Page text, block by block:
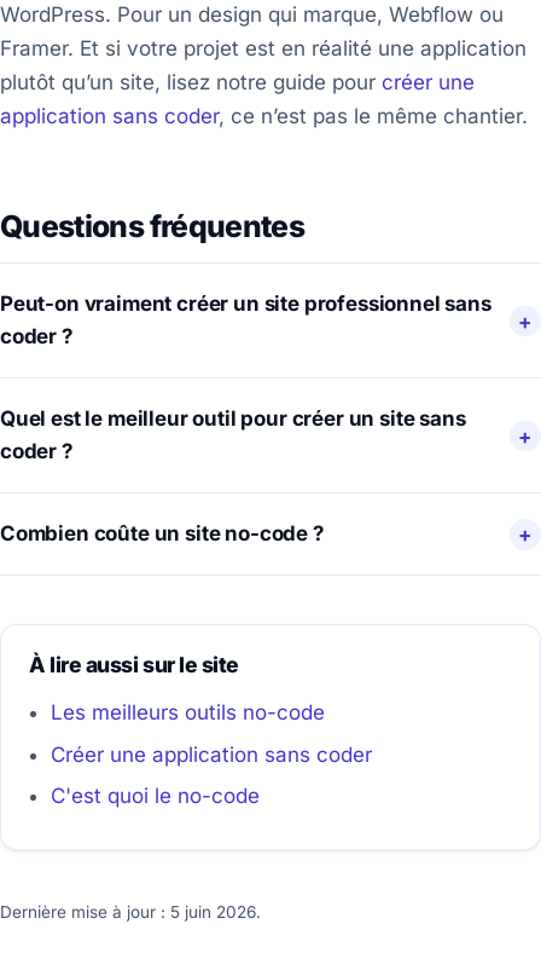
WordPress. Pour un design qui marque, Webflow ou
Framer. Et si votre projet est en réalité une application
plutôt qu’un site, lisez notre guide pour créer une
application sans coder, ce n’est pas le même chantier.
Questions fréquentes
Peut-on vraiment créer un site professionnel sans
coder ?
Quel est le meilleur outil pour créer un site sans
coder ?
Combien coûte un site no-code ?
À lire aussi sur le site
Les meilleurs outils no-code
Créer une application sans coder
C'est quoi le no-code
Dernière mise à jour : 5 juin 2026.